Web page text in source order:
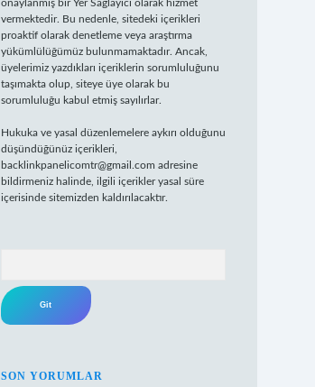
onaylanmış bir Yer Sağlayıcı olarak hizmet
vermektedir. Bu nedenle, sitedeki içerikleri
proaktif olarak denetleme veya araştırma
yükümlülüğümüz bulunmamaktadır. Ancak,
üyelerimiz yazdıkları içeriklerin sorumluluğunu
taşımakta olup, siteye üye olarak bu
sorumluluğu kabul etmiş sayılırlar.
Hukuka ve yasal düzenlemelere aykırı olduğunu
düşündüğünüz içerikleri,
backlinkpanelicomtr@gmail.com adresine
bildirmeniz halinde, ilgili içerikler yasal süre
içerisinde sitemizden kaldırılacaktır.
SON YORUMLAR